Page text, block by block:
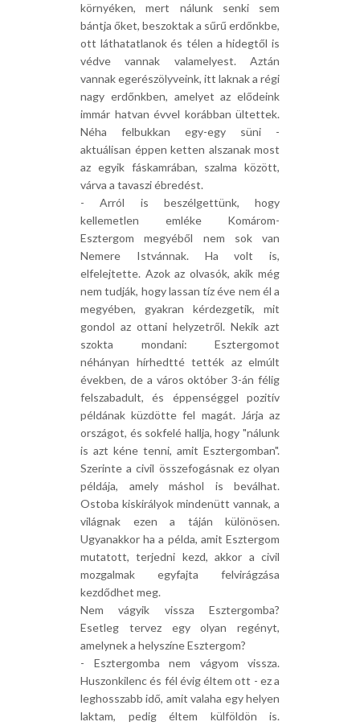
környéken, mert nálunk senki sem
bántja őket, beszoktak a sűrű erdőnkbe,
ott láthatatlanok és télen a hidegtől is
védve vannak valamelyest. Aztán
vannak egerészölyveink, itt laknak a régi
nagy erdőnkben, amelyet az elődeink
immár hatvan évvel korábban ültettek.
Néha felbukkan egy-egy süni -
aktuálisan éppen ketten alszanak most
az egyik fáskamrában, szalma között,
várva a tavaszi ébredést.
- Arról is beszélgettünk, hogy
kellemetlen emléke Komárom-
Esztergom megyéből nem sok van
Nemere Istvánnak. Ha volt is,
elfelejtette. Azok az olvasók, akik még
nem tudják, hogy lassan tíz éve nem él a
megyében, gyakran kérdezgetik, mit
gondol az ottani helyzetről. Nekik azt
szokta mondani: Esztergomot
néhányan hírhedtté tették az elmúlt
években, de a város október 3-án félig
felszabadult, és éppenséggel pozitív
példának küzdötte fel magát. Járja az
országot, és sokfelé hallja, hogy "nálunk
is azt kéne tenni, amit Esztergomban".
Szerinte a civil összefogásnak ez olyan
példája, amely máshol is beválhat.
Ostoba kiskirályok mindenütt vannak, a
világnak ezen a táján különösen.
Ugyanakkor ha a példa, amit Esztergom
mutatott, terjedni kezd, akkor a civil
mozgalmak egyfajta felvirágzása
kezdődhet meg.
Nem vágyik vissza Esztergomba?
Esetleg tervez egy olyan regényt,
amelynek a helyszíne Esztergom?
- Esztergomba nem vágyom vissza.
Huszonkilenc és fél évig éltem ott - ez a
leghosszabb idő, amit valaha egy helyen
laktam, pedig éltem külföldön is.